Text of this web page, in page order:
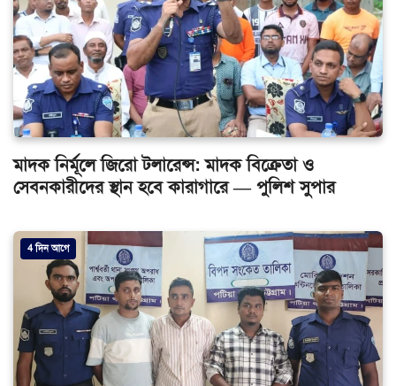
মাদক নির্মূলে জিরো টলারেন্স: মাদক বিক্রেতা ও
সেবনকারীদের স্থান হবে কারাগারে — পুলিশ সুপার
4 দিন আগে